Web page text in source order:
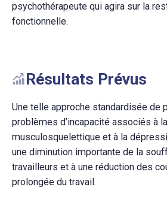
psychothérapeute qui agira sur la
fonctionnelle.
Résultats Prévus
Une telle approche standardisée de
problèmes d’incapacité associés à
musculosquelettique et à la
une diminution importante de la
travailleurs et à une réduction des
prolongée du travail.